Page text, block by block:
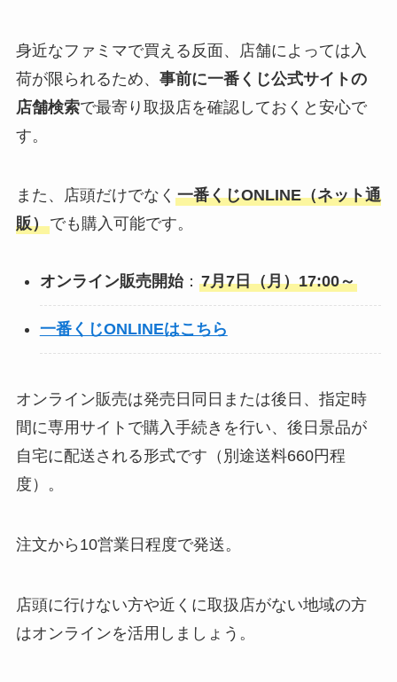
身近なファミマで買える反面、店舗によっては入
荷が限られるため、 事前に一番くじ公式サイトの
店舗検索で最寄り取扱店を確認しておくと安心で
す。
また、店頭だけでなく 一番くじONLINE（ネット通
販）でも購入可能です。
オンライン販売開始： 7月7日（月）17:00～
一番くじONLINEはこちら
オンライン販売は発売日同日または後日、指定時
間に専用サイトで購入手続きを行い、後日景品が
自宅に配送される形式です（別途送料660円程
度）。
注文から10営業日程度で発送。
店頭に行けない方や近くに取扱店がない地域の方
はオンラインを活用しましょう。